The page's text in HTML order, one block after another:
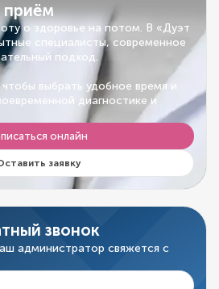
приём
о здоровье на потом. В «Дуэт
специалисты, современное
подход.
выбрать удобное время и
диагностике и
онлайн
заявку
звонок
администратор свяжется с